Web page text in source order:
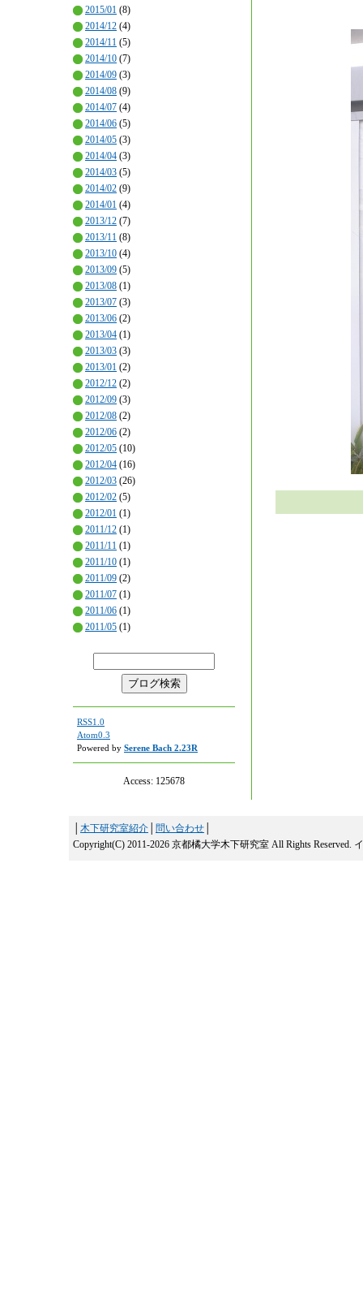
2015/01 (8)
2014/12 (4)
2014/11 (5)
2014/10 (7)
2014/09 (3)
2014/08 (9)
2014/07 (4)
2014/06 (5)
2014/05 (3)
2014/04 (3)
2014/03 (5)
2014/02 (9)
2014/01 (4)
2013/12 (7)
2013/11 (8)
2013/10 (4)
2013/09 (5)
2013/08 (1)
2013/07 (3)
2013/06 (2)
2013/04 (1)
2013/03 (3)
2013/01 (2)
2012/12 (2)
2012/09 (3)
2012/08 (2)
2012/06 (2)
2012/05 (10)
2012/04 (16)
2012/03 (26)
2012/02 (5)
2012/01 (1)
2011/12 (1)
2011/11 (1)
2011/10 (1)
2011/09 (2)
2011/07 (1)
2011/06 (1)
2011/05 (1)
RSS1.0
Atom0.3
Powered by Serene Bach 2.23R
Access: 125678
木下研究室紹介 問い合わせ
Copyright(C) 2011-2026 京都橘大学木下研究室 All Rights Reserved.